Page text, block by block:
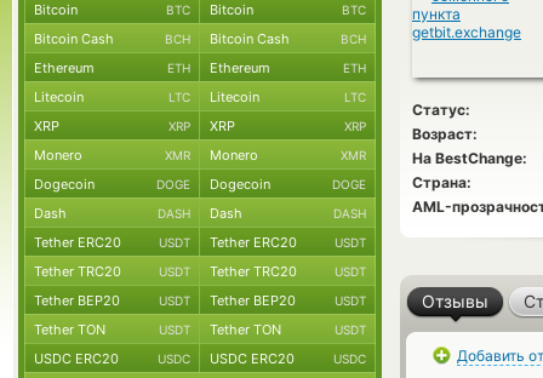
Статус:
Возраст:
На BestChange:
Страна:
AML-
Отзывы
Добавить
Bitcoin BTC Bitcoin BTC
Bitcoin Cash BCH Bitcoin Cash BCH
Ethereum ETH Ethereum ETH
Litecoin LTC Litecoin LTC
XRP XRP XRP XRP
Monero XMR Monero XMR
Dogecoin DOGE Dogecoin DOGE
Dash DASH Dash DASH
Tether ERC20 USDT Tether ERC20 USDT
Tether TRC20 USDT Tether TRC20 USDT
Tether BEP20 USDT Tether BEP20 USDT
Tether TON USDT Tether TON USDT
USDC ERC20 USDC USDC ERC20 USDC